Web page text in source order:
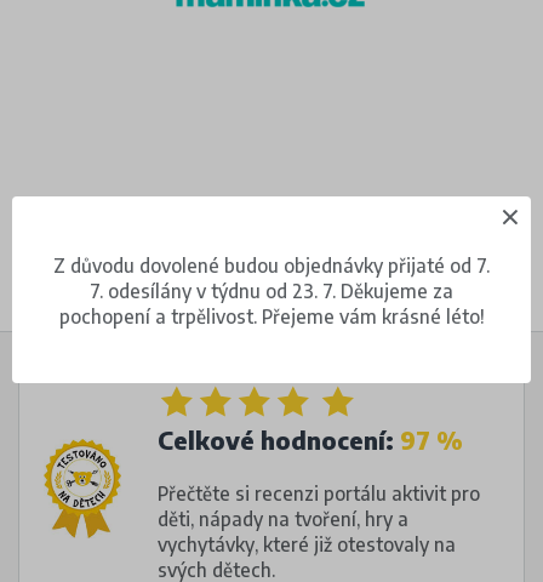
Celkové hodnocení: 97 %
Přečtěte si recenzi portálu aktivit pro
děti, nápady na tvoření, hry a
vychytávky, které již otestovaly na
svých dětech.
Z důvodu dovolené budou objednávky přijaté od 7.
7. odesílány v týdnu od 23. 7. Děkujeme za
pochopení a trpělivost. Přejeme vám krásné léto!